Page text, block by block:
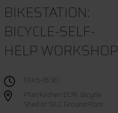
BIKESTATION:
BICYCLE-SELF-
HELP WORKSHOP
13:45-16:30
Pfarrkirchen ECRI, Bicycle
Shed or SILC Ground Floor